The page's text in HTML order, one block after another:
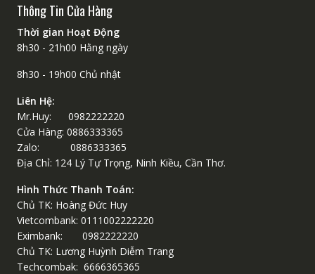
Thông Tin Cửa Hàng
Thời gian Hoạt Động
8h30 - 21h00 Hằng ngày
8h30 - 19h00 Chủ nhật
Liên Hệ:
Mr.Huy: 0982222220
Cửa Hàng: 0886333365
Zalo: 0886333365
Địa Chỉ: 124 Lý Tự Trọng, Ninh Kiều, Cần Thơ.
Hình Thức Thanh Toán:
Chủ TK: Hoàng Đức Huy
Vietcombank: 0111002222220
Eximbank: 0982222220
Chủ TK: Lương Huỳnh Diễm Trang
Techcombak: 6666365365